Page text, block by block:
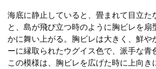
海底に静止していると、畳まれて目立た
と、島が飛び立つ時のように胸ビレを扇
かに舞い上がる。胸ビレは大きく、鮮や
ーに縁取られたウグイス色で、派手な青
この模様は、胸ビレを広げた時に上向き